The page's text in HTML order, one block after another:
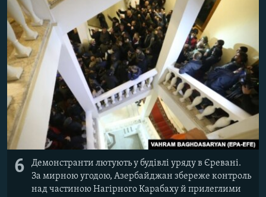
6
Демонстранти лютують у будівлі уряду в Єревані.
За мирною угодою, Азербайджан збереже контроль
над частиною Нагірного Карабаху й прилеглими